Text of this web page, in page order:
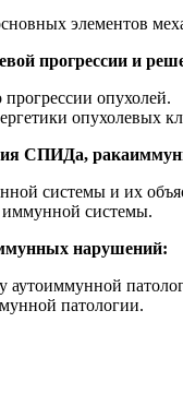
элементов
прогрессии и
опухолей.
опухолевых
СПИДа,
системы и их
системы.
нарушений:
аутоиммунной
патологии.